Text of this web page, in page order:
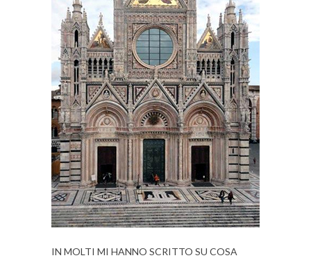
IN MOLTI MI HANNO SCRITTO SU COSA